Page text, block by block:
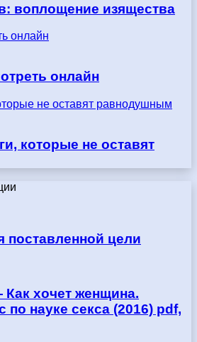
воплощение изящества
онлайн
онлайн
не оставят равнодушным
которые не оставят
поставленной цели
хочет женщина.
по науке секса (2016) pdf,